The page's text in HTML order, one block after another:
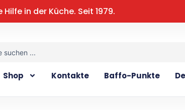
Hilfe in der Küche. Seit 1979.
Shop Kontakte Baffo-Punkte